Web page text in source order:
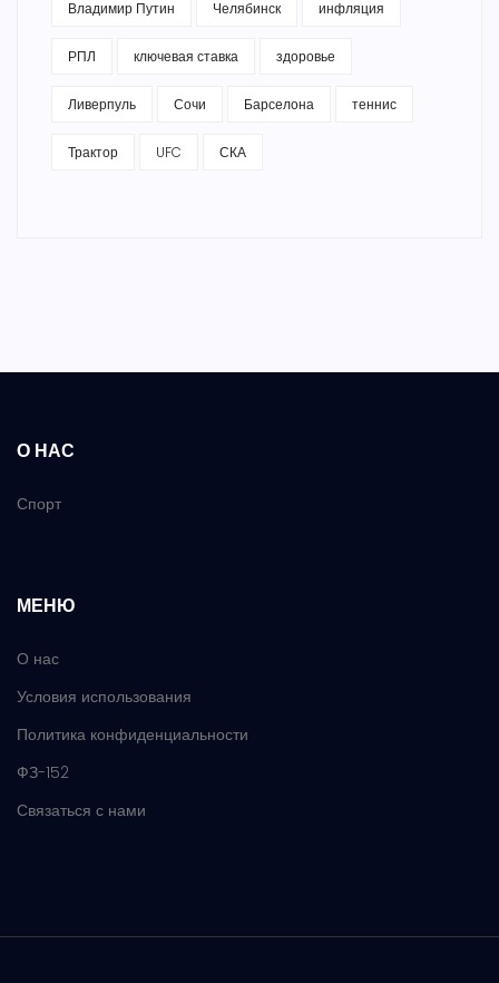
Владимир Путин Челябинск инфляция
РПЛ ключевая ставка здоровье
Ливерпуль Сочи Барселона теннис
Трактор UFC СКА
О НАС
Спорт
МЕНЮ
О нас
Условия использования
Политика конфиденциальности
ФЗ-152
Связаться с нами